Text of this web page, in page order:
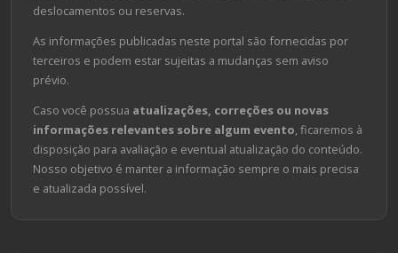
deslocamentos ou reservas.
As informações publicadas neste portal são fornecidas por
terceiros e podem estar sujeitas a mudanças sem aviso
prévio.
Caso você possua atualizações, correções ou novas
informações relevantes sobre algum evento, ficaremos à
disposição para avaliação e eventual atualização do conteúdo.
Nosso objetivo é manter a informação sempre o mais precisa
e atualizada possível.